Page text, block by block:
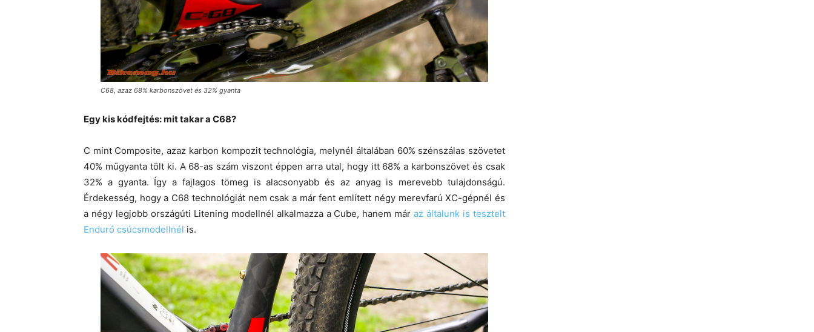
C68, azaz 68% karbonszövet és 32% gyanta
Egy kis kódfejtés: mit takar a C68?
C mint Composite, azaz karbon kompozit technológia, melynél általában 60% szénszálas szövetet
40% műgyanta tölt ki. A 68-as szám viszont éppen arra utal, hogy itt 68% a karbonszövet és csak
32% a gyanta. Így a fajlagos tömeg is alacsonyabb és az anyag is merevebb tulajdonságú.
Érdekesség, hogy a C68 technológiát nem csak a már fent említett négy merevfarú XC-gépnél és
a négy legjobb országúti Litening modellnél alkalmazza a Cube, hanem máraz általunk is tesztelt
Enduró csúcsmodellnél is.